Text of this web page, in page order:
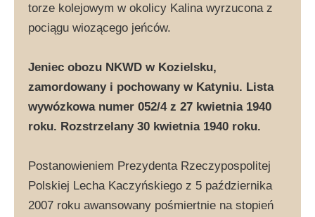
torze kolejowym w okolicy Kalina wyrzucona z
pociągu wiozącego jeńców.
Jeniec obozu NKWD w Kozielsku,
zamordowany i pochowany w Katyniu. Lista
wywózkowa numer 052/4 z 27 kwietnia 1940
roku. Rozstrzelany 30 kwietnia 1940 roku.
Postanowieniem Prezydenta Rzeczypospolitej
Polskiej Lecha Kaczyńskiego z 5 października
2007 roku awansowany pośmiertnie na stopień